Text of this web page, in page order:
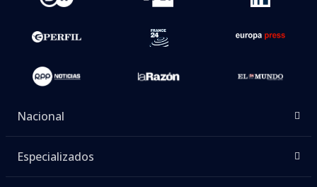
Nacional
Especializados